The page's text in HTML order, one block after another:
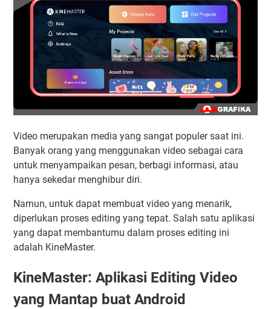
Video merupakan media yang sangat populer saat ini.
Banyak orang yang menggunakan video sebagai cara
untuk menyampaikan pesan, berbagi informasi, atau
hanya sekedar menghibur diri.
Namun, untuk dapat membuat video yang menarik,
diperlukan proses editing yang tepat. Salah satu aplikasi
yang dapat membantumu dalam proses editing ini
adalah KineMaster.
KineMaster: Aplikasi Editing Video
yang Mantap buat Android